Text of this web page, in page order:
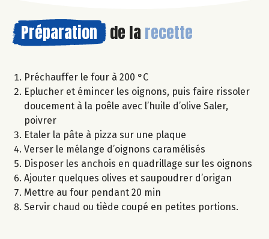
Préparation de la recette
Préchauffer le four à 200 °C
Eplucher et émincer les oignons, puis faire rissoler
doucement à la poêle avec l’huile d’olive Saler,
poivrer
Etaler la pâte à pizza sur une plaque
Verser le mélange d’oignons caramélisés
Disposer les anchois en quadrillage sur les oignons
Ajouter quelques olives et saupoudrer d’origan
Mettre au four pendant 20 min
Servir chaud ou tiède coupé en petites portions.